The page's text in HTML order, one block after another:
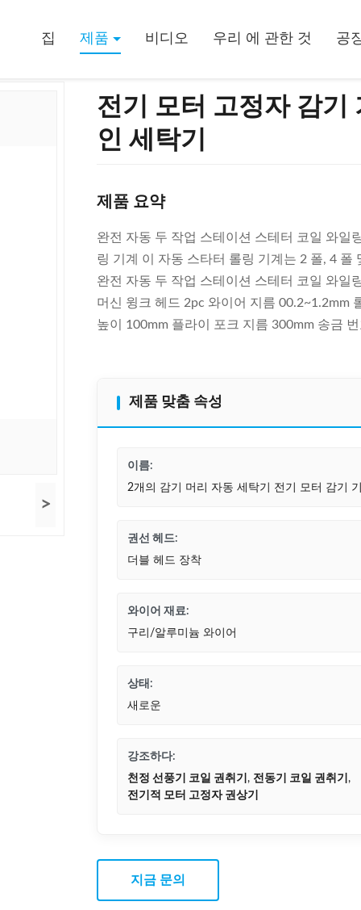
집 제품 비디오 우리 에 관한 것 공
>
전기 모터 고정자 감
인 세탁기
제품 요약
완전 자동 두 작업 스테이션 스테터 코일 와일
링 기계 이 자동 스타터 롤링 기계는 2 폴, 4
완전 자동 두 작업 스테이션 스테터 코일 와일
머신 윙크 헤드 2pc 와이어 지름 00.2~1.2mm
높이 100mm 플라이 포크 지름 300mm 송금
제품 맞춤 속성
이름:
2개의 감기 머리 자동 세탁기 전기 모터 감기
권선 헤드:
더블 헤드 장착
와이어 재료:
구리/알루미늄 와이어
상태:
새로운
강조하다:
천정 선풍기 코일 권취기 , 전동기 코일 권취기 ,
전기적 모터 고정자 권상기
지금 문의